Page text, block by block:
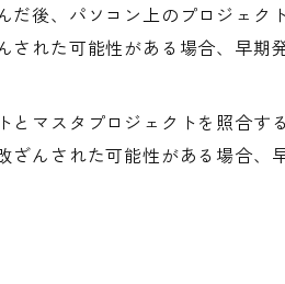
後、パソコン上のプロジェク
れた可能性がある場合、早期
マスタプロジェクトを照合する
んされた可能性がある場合、